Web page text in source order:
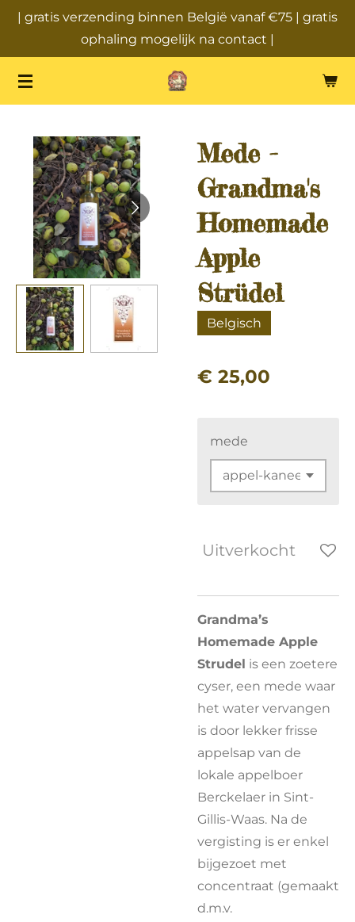
de
hoofdinhoud
| gratis verzending binnen België vanaf €75 | gratis
ophaling mogelijk na contact |
Mede -
Grandma's
Homemade
Apple
Strüdel
Belgisch
€ 25,00
mede
Uitverkocht
Grandma’s
Homemade Apple
Strudel is een zoetere
cyser, een mede waar
het water vervangen
is door lekker frisse
appelsap van de
lokale appelboer
Berckelaer in Sint-
Gillis-Waas. Na de
vergisting is er enkel
bijgezoet met
concentraat (gemaakt
d.m.v.